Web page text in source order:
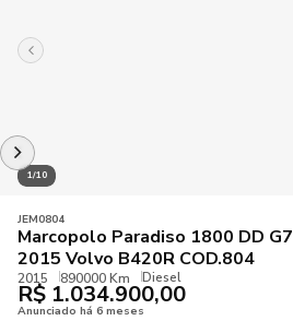
1/10
JEM0804
Marcopolo Paradiso 1800 DD G7
2015 Volvo B420R COD.804
2015 890000 Km Diesel
R$ 1.034.900,00
Anunciado há 6 meses